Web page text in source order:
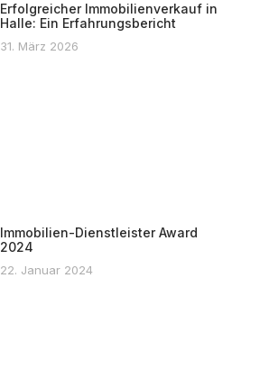
Erfolgreicher Immobilienverkauf in
Halle: Ein Erfahrungsbericht
31. März 2026
Immobilien-Dienstleister Award
2024
22. Januar 2024